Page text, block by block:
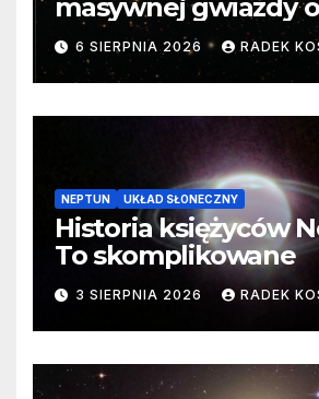
masywnej gwiazdy
samego początku.
cenne dane
6 SIERPNIA 2026 RADEK
NEPTUN UKŁAD SŁONECZNY
Historia księżyców
To skomplikowane
3 SIERPNIA 2026 RADEK